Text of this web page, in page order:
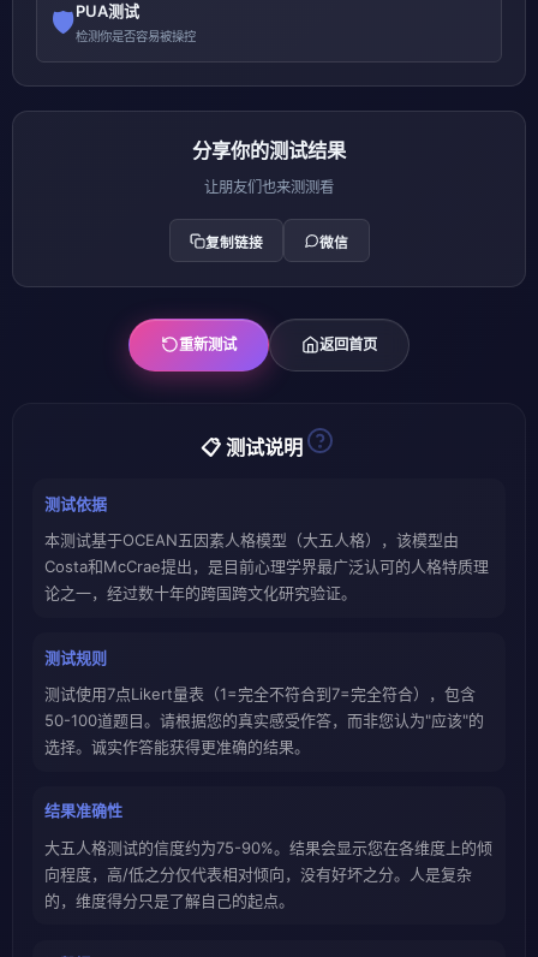
🛡️PUA测试
检测你是否容易被操控
分享你的测试结果
让朋友们也来测测看
复制链接 微信
重新测试 返回首页
📋 测试说明
测试依据
本测试基于OCEAN五因素人格模型（大五人格），该模型由
Costa和McCrae提出，是目前心理学界最广泛认可的人格特质理
论之一，经过数十年的跨国跨文化研究验证。
测试规则
测试使用7点Likert量表（1=完全不符合到7=完全符合），包含
50-100道题目。请根据您的真实感受作答，而非您认为"应该"的
选择。诚实作答能获得更准确的结果。
结果准确性
大五人格测试的信度约为75-90%。结果会显示您在各维度上的倾
向程度，高/低之分仅代表相对倾向，没有好坏之分。人是复杂
的，维度得分只是了解自己的起点。